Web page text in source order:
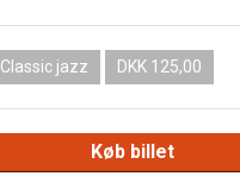
Classic jazz DKK 125,00
Køb billet